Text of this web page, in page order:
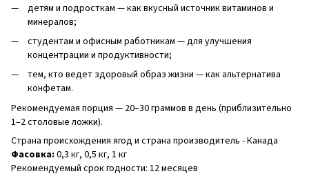
детям и подросткам — как вкусный источник витаминов и
минералов;
студентам и офисным работникам — для улучшения
концентрации и продуктивности;
тем, кто ведет здоровый образ жизни — как альтернатива
конфетам.
Рекомендуемая порция — 20–30 граммов в день (приблизительно
1–2 столовые ложки).
Страна происхождения ягод и страна производитель - Канада
Фасовка: 0,3 кг, 0,5 кг, 1 кг
Рекомендуемый срок годности: 12 месяцев